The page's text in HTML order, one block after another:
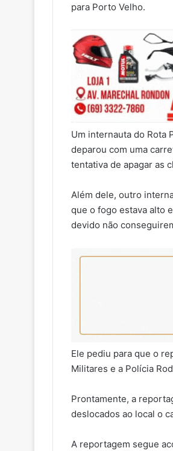
para Porto Velho.
Um internauta do Rota
deparou com uma
tentativa de apagar as
Além dele, outro
que o fogo estava alto
devido não
Ele pediu para que o
Militares e a Polícia
Prontamente, a
deslocados ao local o
A reportagem segue